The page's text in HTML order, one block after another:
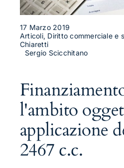
17 Marzo 2019
Articoli, Diritto commerciale e
Chiaretti
Sergio Scicchitano
l'ambito
applicazione
2467 c.c.